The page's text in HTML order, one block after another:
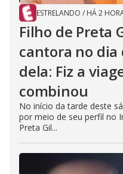
ESTRELANDO / HÁ 2
Filho de Preta
cantora no dia
dela: Fiz a
combinou
No início da tarde deste
por meio de seu perfil no
Preta Gil...